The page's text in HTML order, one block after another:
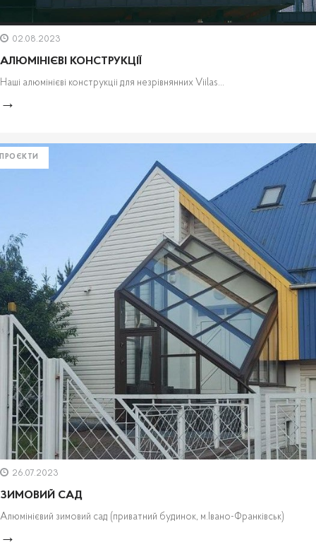
02.08.2023
АЛЮМІНІЄВІ КОНСТРУКЦІЇ
Наші алюмінієві конструкціі для незрівнянних Viilas...
ПРОЄКТИ
26.07.2023
ЗИМОВИЙ САД
Алюмінієвий зимовий сад (приватний будинок, м.Івано-Франківськ)